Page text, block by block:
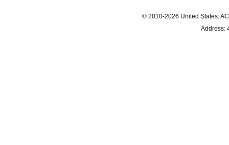
© 2010-2026 United States:
Address: